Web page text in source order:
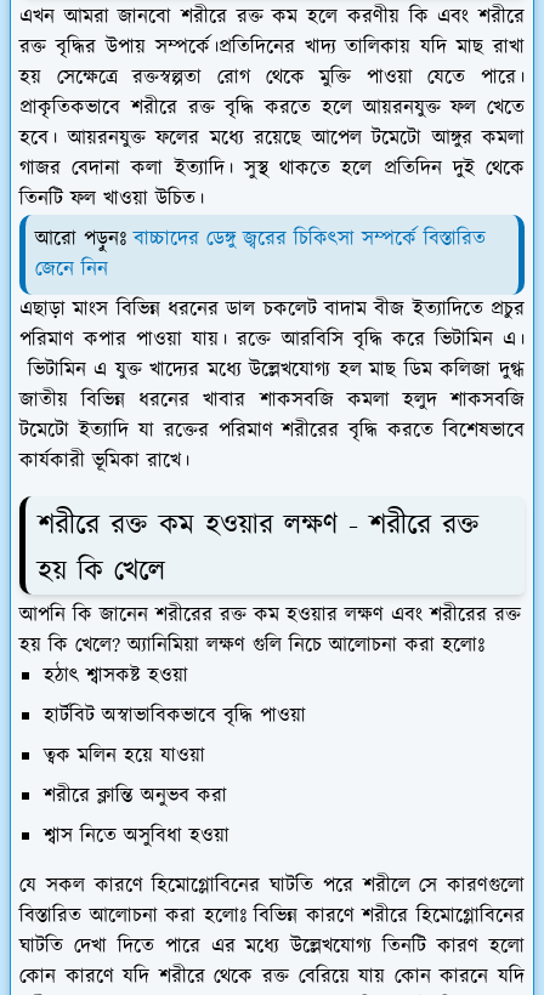
এখন আমরা জানবো শরীরে রক্ত কম হলে করণীয় কি এবং শরীরে
রক্ত বৃদ্ধির উপায় সম্পর্কে।প্রতিদিনের খাদ্য তালিকায় যদি মাছ রাখা
হয় সেক্ষেত্রে রক্তস্বল্পতা রোগ থেকে মুক্তি পাওয়া যেতে পারে।
প্রাকৃতিকভাবে শরীরে রক্ত বৃদ্ধি করতে হলে আয়রনযুক্ত ফল খেতে
হবে। আয়রনযুক্ত ফলের মধ্যে রয়েছে আপেল টমেটো আঙ্গুর কমলা
গাজর বেদানা কলা ইত্যাদি। সুস্থ থাকতে হলে প্রতিদিন দুই থেকে
তিনটি ফল খাওয়া উচিত।
আরো পড়ুনঃবাচ্চাদের ডেঙ্গু জ্বরের চিকিৎসা সম্পর্কে বিস্তারিত
জেনে নিন
এছাড়া মাংস বিভিন্ন ধরনের ডাল চকলেট বাদাম বীজ ইত্যাদিতে প্রচুর
পরিমাণ কপার পাওয়া যায়। রক্তে আরবিসি বৃদ্ধি করে ভিটামিন এ।
ভিটামিন এ যুক্ত খাদ্যের মধ্যে উল্লেখযোগ্য হল মাছ ডিম কলিজা দুগ্ধ
জাতীয় বিভিন্ন ধরনের খাবার শাকসবজি কমলা হলুদ শাকসবজি
টমেটো ইত্যাদি যা রক্তের পরিমাণ শরীরের বৃদ্ধি করতে বিশেষভাবে
কার্যকারী ভূমিকা রাখে।
শরীরে রক্ত কম হওয়ার লক্ষণ - শরীরে রক্ত
হয় কি খেলে
আপনি কি জানেন শরীরের রক্ত কম হওয়ার লক্ষণ এবং শরীরের রক্ত
হয় কি খেলে? অ্যানিমিয়া লক্ষণ গুলি নিচে আলোচনা করা হলোঃ
হঠাৎ শ্বাসকষ্ট হওয়া
হার্টবিট অস্বাভাবিকভাবে বৃদ্ধি পাওয়া
ত্বক মলিন হয়ে যাওয়া
শরীরে ক্লান্তি অনুভব করা
শ্বাস নিতে অসুবিধা হওয়া
যে সকল কারণে হিমোগ্লোবিনের ঘাটতি পরে শরীলে সে কারণগুলো
বিস্তারিত আলোচনা করা হলোঃ বিভিন্ন কারণে শরীরে হিমোগ্লোবিনের
ঘাটতি দেখা দিতে পারে এর মধ্যে উল্লেখযোগ্য তিনটি কারণ হলো
কোন কারণে যদি শরীরে থেকে রক্ত বেরিয়ে যায় কোন কারনে যদি